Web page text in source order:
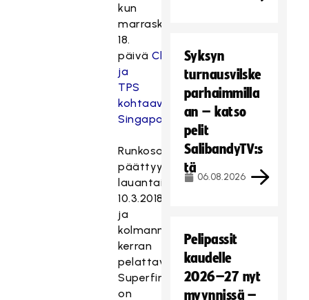
kun
marraskuun
18.
päiväClassic
ja
TPS
kohtaavat
Singaporessa.
Runkosarja
päättyy
lauantaina
10.3.2018
ja
kolmannen
kerran
pelattava
Superfinaali
on
Syksyn
turnausvilske
parhaimmilla
an – katso
pelit
SalibandyTV:s
tä
06.08.2026
Pelipassit
kaudelle
2026–27 nyt
myynnissä –